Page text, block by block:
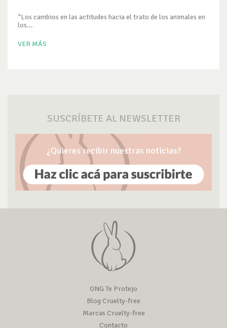
“Los cambios en las actitudes hacia el trato de los animales en
los...
VER MÁS
SUSCRÍBETE AL NEWSLETTER
¿Quieres recibir nuestras noticias?
ONG Te Protejo
Blog Cruelty-free
Marcas Cruelty-free
Contacto